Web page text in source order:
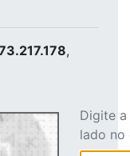
,
Digite
lado no